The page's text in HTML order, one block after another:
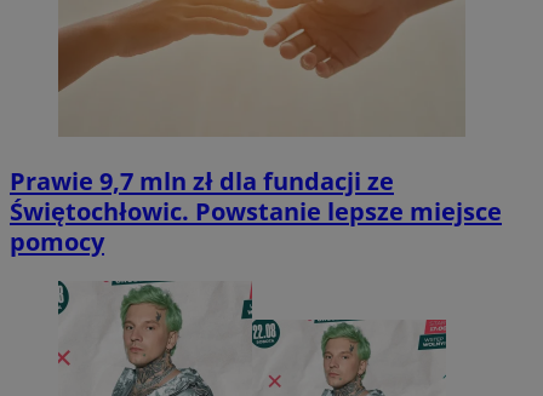
Prawie 9,7 mln zł dla fundacji ze
Świętochłowic. Powstanie lepsze miejsce
pomocy